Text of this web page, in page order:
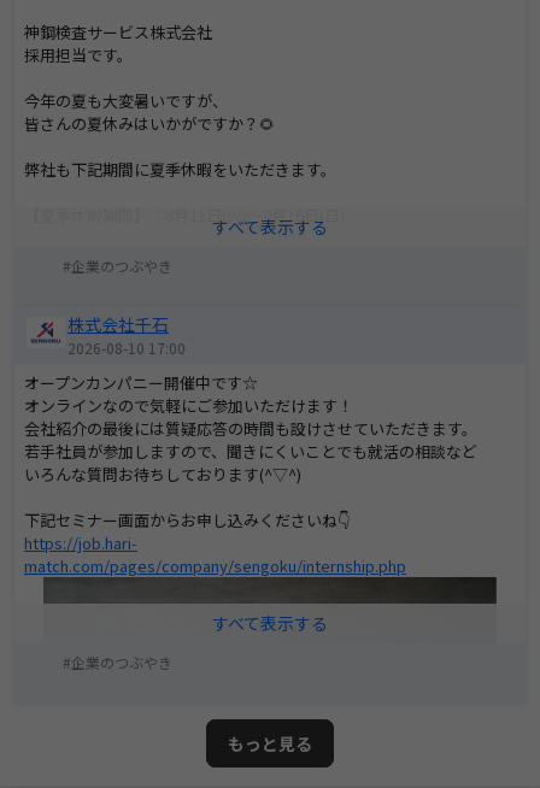
神鋼検査サービス株式会社
採用担当です。
今年の夏も大変暑いですが、
皆さんの夏休みはいかがですか？🌻
弊社も下記期間に夏季休暇をいただきます。
【夏季休暇期間】：8月11日(火)～8月16日(日)
期間中にいただいたご連絡・お問い合わせにつきましては、
よろしくお願いいたします。
企業のつぶやき
株式会社千石
2026-08-10 17:00
オープンカンパニー開催中です☆
オンラインなので気軽にご参加いただけます！
会社紹介の最後には質疑応答の時間も設けさせていただきます。
若手社員が参加しますので、聞きにくいことでも就活の相談など
いろんな質問お待ちしております(^▽^)
下記セミナー画面からお申し込みくださいね👇
https://job.hari-
match.com/pages/company/sengoku/internship.php
企業のつぶやき
もっと見る